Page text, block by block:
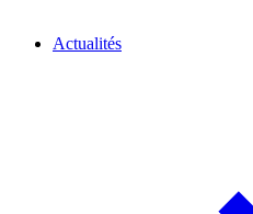
Actualités